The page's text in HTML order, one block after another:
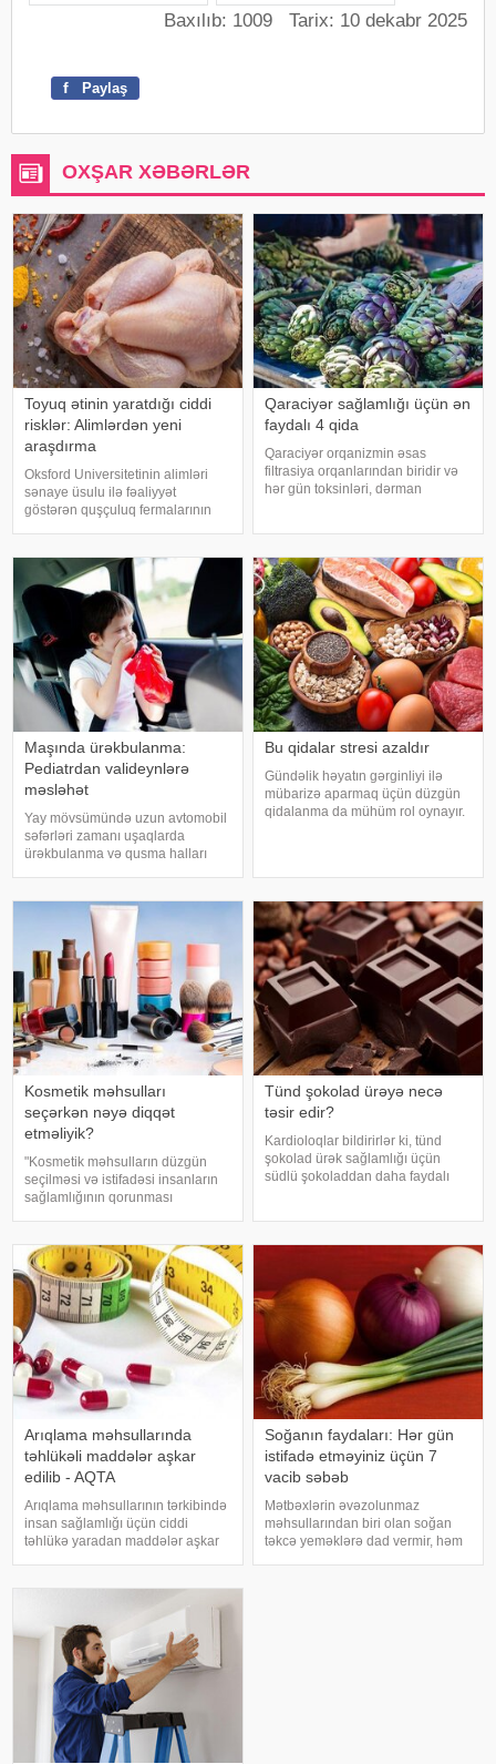
Baxılıb: 1009 Tarix: 10 dekabr 2025
f Paylaş
OXŞAR XƏBƏRLƏR
Toyuq ətinin yaratdığı ciddi
risklər: Alimlərdən yeni
araşdırma
Oksford Universitetinin alimləri
sənaye üsulu ilə fəaliyyət
göstərən quşçuluq fermalarının
biləcəyini bildiriblər. xəbər verir ki,
araşdırma zamanı son 45 i
Qaraciyər sağlamlığı üçün ən
faydalı 4 qida
Qaraciyər orqanizmin əsas
filtrasiya orqanlarından biridir və
hər gün toksinləri, dərman
federal ekspert onkologiya
klinikalar
Maşında ürəkbulanma:
Pediatrdan valideynlərə
məsləhət
Yay mövsümündə uzun avtomobil
səfərləri zamanı uşaqlarda
ürəkbulanma və qusma halları
beynin gözlərdən və bədənin
hərəkətindən gələn siqnallar
arasındakı uyğunsuzluqda
Bu qidalar stresi azaldır
Gündəlik həyatın gərginliyi ilə
mübarizə aparmaq üçün düzgün
qidalanma da mühüm rol oynayır.
bilər
Kosmetik məhsulları
seçərkən nəyə diqqət
etməliyik?
"Kosmetik məhsulların düzgün
seçilməsi və istifadəsi insanların
sağlamlığının qorunması
Səhiyyə Nazirliyinin rəsmi
"Instagram" hesabınd
Tünd şokolad ürəyə necə
təsir edir?
Kardioloqlar bildirirlər ki, tünd
şokolad ürək sağlamlığı üçün
südlü şokoladdan daha faydalı
maddələrdir. -a istinadən bildirir ki
Arıqlama məhsullarında
təhlükəli maddələr aşkar
edilib - AQTA
Arıqlama məhsullarının tərkibində
insan sağlamlığı üçün ciddi
təhlükə yaradan maddələr aşkar
Qida təhlükəsizliyi şöbəsinin
müdir
Soğanın faydaları: Hər gün
istifadə etməyiniz üçün 7
vacib səbəb
Mətbəxlərin əvəzolunmaz
məhsullarından biri olan soğan
təkcə yeməklərə dad vermir, həm